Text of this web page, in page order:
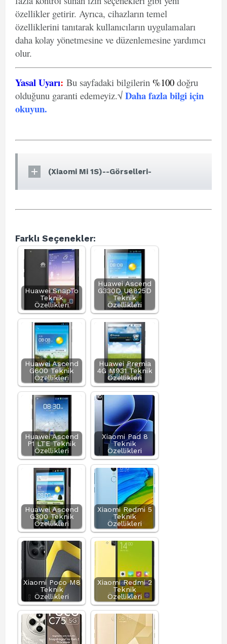
özellikler getirir. Ayrıca, cihazların temel
özelliklerini tanıtarak kullanıcıların uygulamaları
daha kolay yönetmesine ve düzenlemesine yardımcı
olur.
Yasal Uyarı: Bu sayfadaki bilgilerin %100 doğru
olduğunu garanti edemeyiz.√ Daha fazla bilgi için
okuyun.
(Xiaomi Mi 1S)--Görselleri-
Farklı Seçenekler:
Huawei SnapTo
Teknik
Özellikleri
Huawei Ascend
G330D U8825D
Teknik
Özellikleri
Huawei Ascend
G600 Teknik
Özellikleri
Huawei Premia
4G M931 Teknik
Özellikleri
Huawei Ascend
P1 LTE Teknik
Özellikleri
Xiaomi Pad 8
Teknik
Özellikleri
Huawei Ascend
G300 Teknik
Özellikleri
Xiaomi Redmi 5
Teknik
Özellikleri
Xiaomi Poco M8
Teknik
Özellikleri
Xiaomi Redmi 2
Teknik
Özellikleri